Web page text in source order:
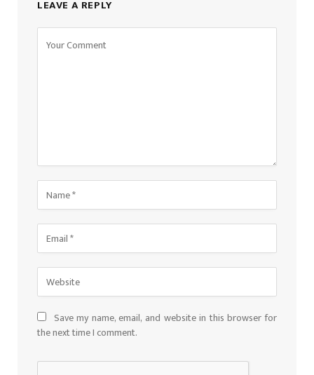
LEAVE A REPLY
Save my name, email, and website in this browser for
the next time I comment.